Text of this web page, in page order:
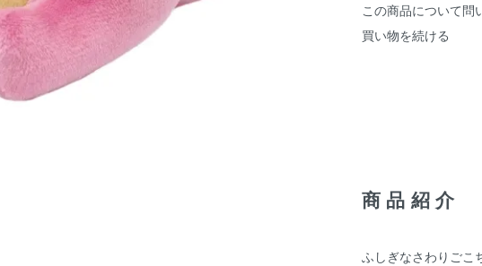
この商品について問
買い物を続ける
商品紹介
ふしぎなさわりごこ